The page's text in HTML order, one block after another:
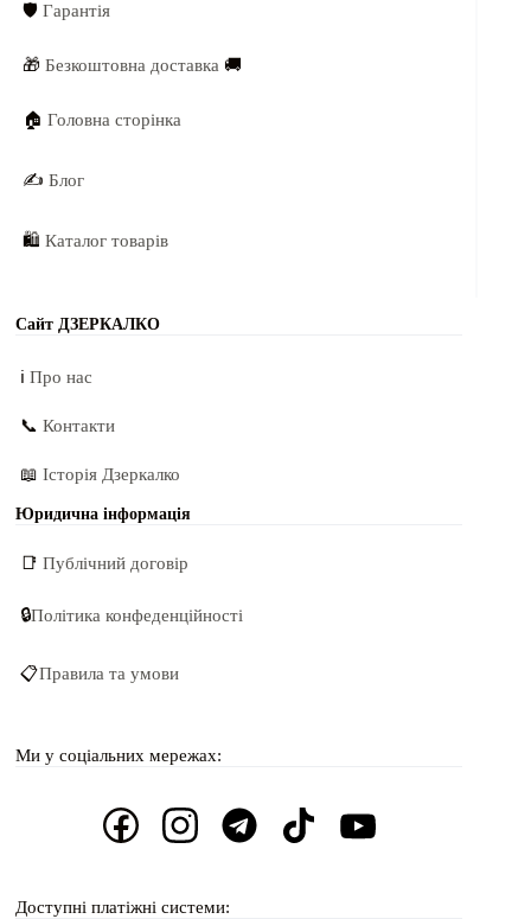
🛡️Гарантія
🎁Безкоштовна доставка 🚚
🏠Головна сторінка
✍️Блог
🛍️Каталог товарів
Сайт ДЗЕРКАЛКО
ℹ️Про нас
📞Контакти
📖Історія Дзеркалко
Юридична інформація
📑Публічний договір
🔒Політика конфеденційності
📋Правила та умови
Ми у соціальних мережах:
Доступні платіжні системи: